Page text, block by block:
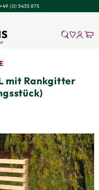
+49 (0) 5435 875
mit Rankgitter